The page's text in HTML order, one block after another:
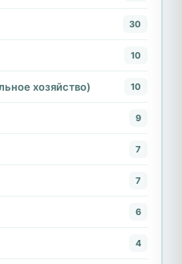
30
10
хозяйство) 10
9
7
7
6
4